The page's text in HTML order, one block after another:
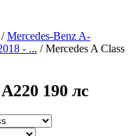
/Mercedes-Benz A-
- ... / Mercedes A Class
190 лс